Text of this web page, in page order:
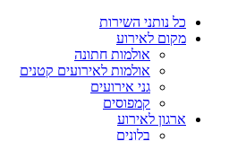
כל נותני השירות
מקום לאירוע
אולמות חתונה
אולמות לאירועים קטנים
גני אירועים
קמפוסים
ארגון לאירוע
בלונים